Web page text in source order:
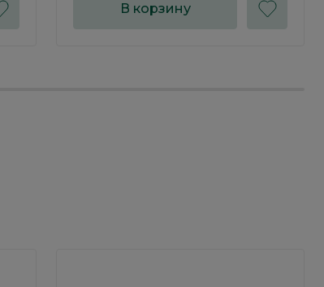
В корзину